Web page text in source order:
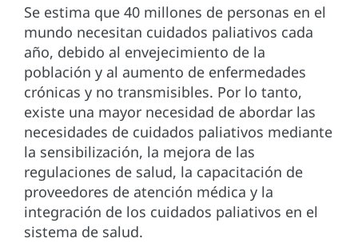
Se estima que 40 millones de personas en el
mundo necesitan cuidados paliativos cada
año, debido al envejecimiento de la
población y al aumento de enfermedades
crónicas y no transmisibles. Por lo tanto,
existe una mayor necesidad de abordar las
necesidades de cuidados paliativos mediante
la sensibilización, la mejora de las
regulaciones de salud, la capacitación de
proveedores de atención médica y la
integración de los cuidados paliativos en el
sistema de salud.